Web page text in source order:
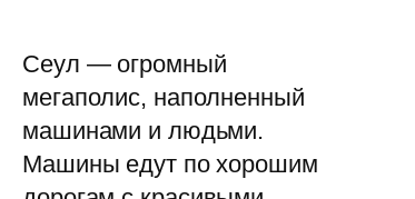
Сеул — огромный
мегаполис, наполненный
машинами и людьми.
Машины едут по хорошим